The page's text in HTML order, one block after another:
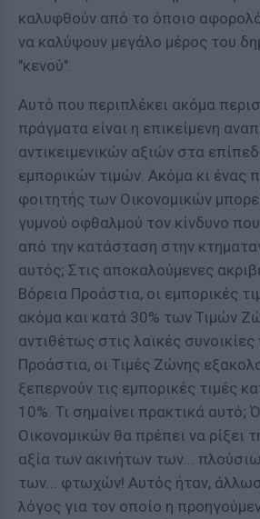
καλυφθούν από το όποιο
να καλύψουν μεγάλο μέρος του
"κενού".
Αυτό που περιπλέκει ακόμα
πράγματα είναι η επικείμενη
αντικειμενικών αξιών στα
εμπορικών τιμών. Ακόμα κι ένας
φοιτητής των Οικονομικών
γυμνού οφθαλμού τον κίνδυνο
από την κατάσταση στην
αυτός; Στις αποκαλούμενες
Βόρεια Προάστια, οι εμπορικές
ακόμα και κατά 30% των Τιμών
αντιθέτως στις λαϊκές
Προάστια, οι Τιμές Ζώνης
ξεπερνούν τις εμπορικές τιμές
10%. Τι σημαίνει πρακτικά αυτό;
Οικονομικών θα πρέπει να ρίξει
αξία των ακινήτων των...
των... φτωχών! Αυτός ήταν,
λόγος για τον οποίο η